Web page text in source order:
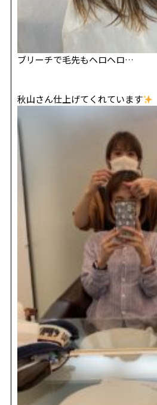
ブリーチで毛先もヘロヘロ…
秋山さん仕上げてくれています